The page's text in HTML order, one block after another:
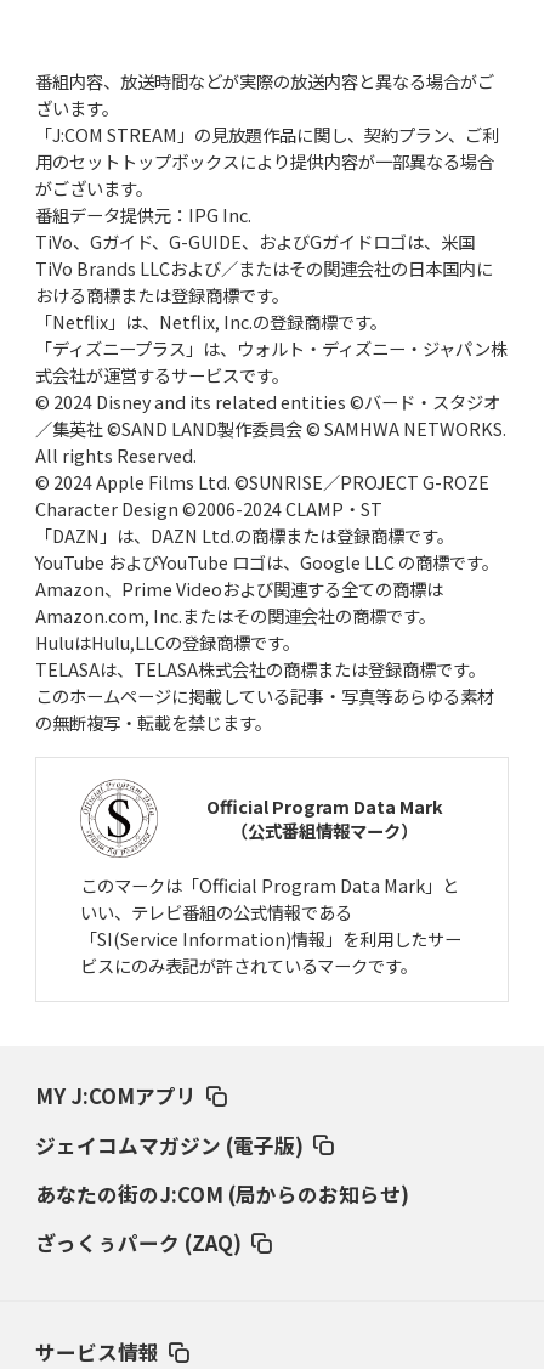
番組内容、放送時間などが実際の放送内容と異なる場合がご
ざいます。
「J:COM STREAM」の見放題作品に関し、契約プラン、ご利
用のセットトップボックスにより提供内容が一部異なる場合
がございます。
番組データ提供元：IPG Inc.
TiVo、Gガイド、G-GUIDE、およびGガイドロゴは、米国
TiVo Brands LLCおよび／またはその関連会社の日本国内に
おける商標または登録商標です。
「Netflix」は、Netflix, Inc.の登録商標です。
「ディズニープラス」は、ウォルト・ディズニー・ジャパン株
式会社が運営するサービスです。
© 2024 Disney and its related entities ©バード・スタジオ
／集英社 ©SAND LAND製作委員会 © SAMHWA NETWORKS.
All rights Reserved.
© 2024 Apple Films Ltd. ©SUNRISE／PROJECT G-ROZE
Character Design ©2006-2024 CLAMP・ST
「DAZN」は、DAZN Ltd.の商標または登録商標です。
YouTube およびYouTube ロゴは、Google LLC の商標です。
Amazon、Prime Videoおよび関連する全ての商標は
Amazon.com, Inc.またはその関連会社の商標です。
HuluはHulu,LLCの登録商標です。
TELASAは、TELASA株式会社の商標または登録商標です。
このホームページに掲載している記事・写真等あらゆる素材
の無断複写・転載を禁じます。
Official Program Data Mark
（公式番組情報マーク）
このマークは「Official Program Data Mark」と
いい、テレビ番組の公式情報である
「SI(Service Information)情報」を利用したサー
ビスにのみ表記が許されているマークです。
MY J:COMアプリ
ジェイコムマガジン (電子版)
あなたの街のJ:COM (局からのお知らせ)
ざっくぅパーク (ZAQ)
サービス情報